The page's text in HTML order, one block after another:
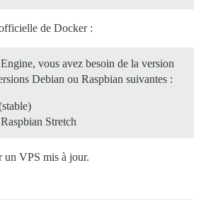
de Docker :
vous avez besoin de la version
Debian ou Raspbian suivantes :
Stretch
un VPS mis à jour.